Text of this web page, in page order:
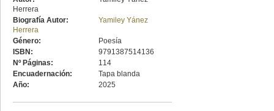
Herrera
Biografía Autor:
Yamiley Yánez
Herrera
Género:
Poesía
ISBN:
9791387514136
Nº Páginas:
114
Encuadernación:
Tapa blanda
Año:
2025